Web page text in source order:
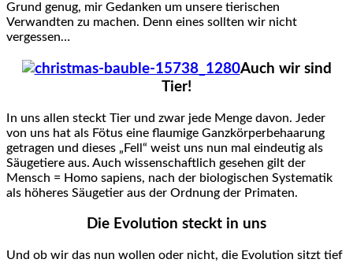
Grund genug, mir Gedanken um unsere tierischen
Verwandten zu machen. Denn eines sollten wir nicht
vergessen…
Auch wir sind
Tier!
In uns allen steckt Tier und zwar jede Menge davon. Jeder
von uns hat als Fötus eine flaumige Ganzkörperbehaarung
getragen und dieses „Fell“ weist uns nun mal eindeutig als
Säugetiere aus. Auch wissenschaftlich gesehen gilt der
Mensch = Homo sapiens, nach der biologischen Systematik
als höheres Säugetier aus der Ordnung der Primaten.
Die Evolution steckt in uns
Und ob wir das nun wollen oder nicht, die Evolution sitzt tief